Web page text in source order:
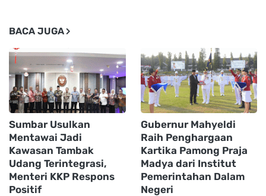
BACA JUGA
Sumbar Usulkan
Mentawai Jadi
Kawasan Tambak
Udang Terintegrasi,
Menteri KKP Respons
Positif
Gubernur Mahyeldi
Raih Penghargaan
Kartika Pamong Praja
Madya dari Institut
Pemerintahan Dalam
Negeri